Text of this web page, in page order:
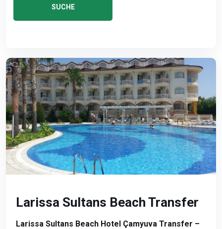
SUCHE
Larissa Sultans Beach Transfer
Larissa Sultans Beach Hotel Çamyuva Transfer –